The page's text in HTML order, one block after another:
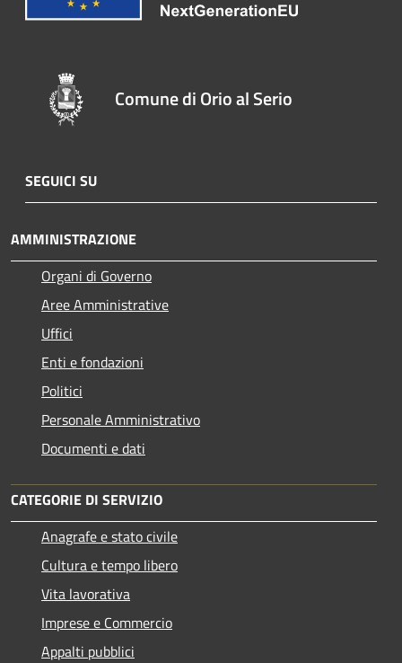
Comune di Orio al Serio
SEGUICI SU
AMMINISTRAZIONE
Organi di Governo
Aree Amministrative
Uffici
Enti e fondazioni
Politici
Personale Amministrativo
Documenti e dati
CATEGORIE DI SERVIZIO
Anagrafe e stato civile
Cultura e tempo libero
Vita lavorativa
Imprese e Commercio
Appalti pubblici